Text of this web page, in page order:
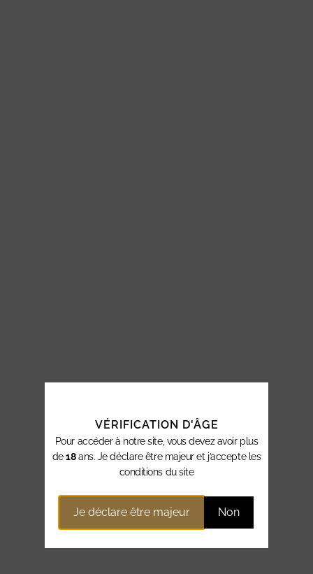
VÉRIFICATION D'ÂGE
Pour accéder à notre site, vous devez avoir plus
de18ans. Je déclare être majeur et j’accepte les
conditions du site
Je déclare être majeur Non